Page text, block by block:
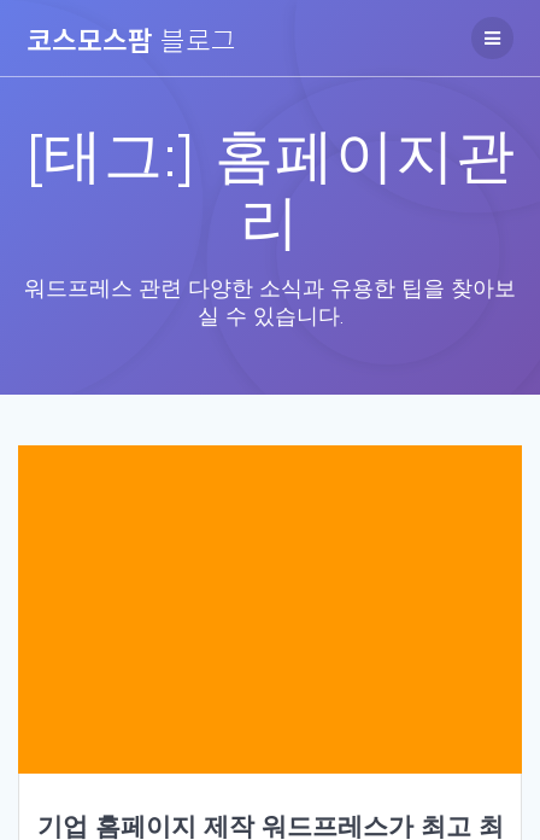
코스모스팜 블로그
[태그:] 홈페이지관
리
워드프레스 관련 다양한 소식과 유용한 팁을 찾아보
실 수 있습니다.
기업 홈페이지 제작 워드프레스가 최고 최